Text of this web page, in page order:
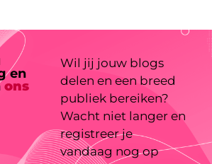
en
ons
Wil jij jouw blogs
delen en een breed
publiek bereiken?
Wacht niet langer en
registreer je
vandaag nog op